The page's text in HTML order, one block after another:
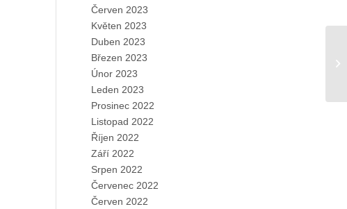
Červen 2023
Květen 2023
Duben 2023
Březen 2023
Únor 2023
Leden 2023
Prosinec 2022
Listopad 2022
Říjen 2022
Září 2022
Srpen 2022
Červenec 2022
Červen 2022